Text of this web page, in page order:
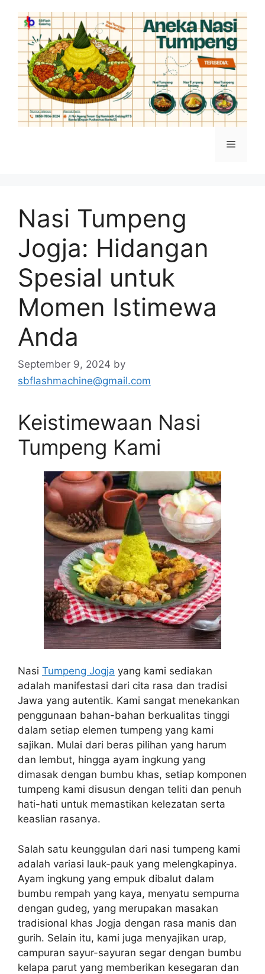
content
Menu
Nasi Tumpeng
Jogja: Hidangan
Spesial untuk
Momen Istimewa
Anda
September 9, 2024 by
sbflashmachine@gmail.com
Keistimewaan Nasi
Tumpeng Kami
Nasi Tumpeng Jogja yang kami sediakan
adalah manifestasi dari cita rasa dan tradisi
Jawa yang autentik. Kami sangat menekankan
penggunaan bahan-bahan berkualitas tinggi
dalam setiap elemen tumpeng yang kami
sajikan. Mulai dari beras pilihan yang harum
dan lembut, hingga ayam ingkung yang
dimasak dengan bumbu khas, setiap komponen
tumpeng kami disusun dengan teliti dan penuh
hati-hati untuk memastikan kelezatan serta
keaslian rasanya.
Salah satu keunggulan dari nasi tumpeng kami
adalah variasi lauk-pauk yang melengkapinya.
Ayam ingkung yang empuk dibalut dalam
bumbu rempah yang kaya, menyatu sempurna
dengan gudeg, yang merupakan masakan
tradisional khas Jogja dengan rasa manis dan
gurih. Selain itu, kami juga menyajikan urap,
campuran sayur-sayuran segar dengan bumbu
kelapa parut yang memberikan kesegaran dan